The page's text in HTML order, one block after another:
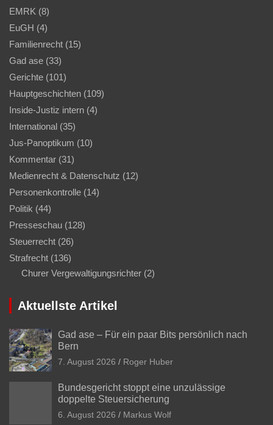
EMRK (8)
EuGH (4)
Familienrecht (15)
Gad ase (33)
Gerichte (101)
Hauptgeschichten (109)
Inside-Justiz intern (4)
International (35)
Jus-Panoptikum (10)
Kommentar (31)
Medienrecht & Datenschutz (12)
Personenkontrolle (14)
Politik (44)
Presseschau (128)
Steuerrecht (26)
Strafrecht (136)
Churer Vergewaltigungsrichter (2)
Aktuellste Artikel
Gad ase – Für ein paar Bits persönlich nach
Bern
7. August 2026 Roger Huber
Bundesgericht stoppt eine unzulässige
doppelte Steuersicherung
6. August 2026 Markus Wolf